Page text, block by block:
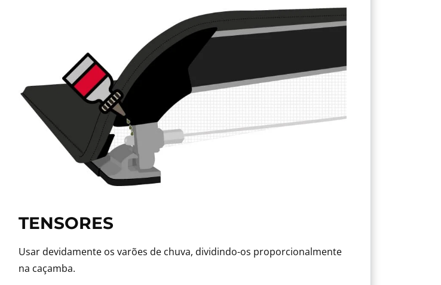
TENSORES
Usar devidamente os varões de chuva, dividindo-os proporcionalmente
na caçamba.